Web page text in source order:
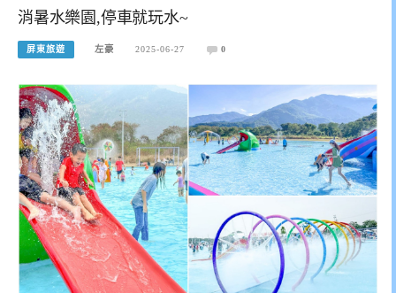
消暑水樂園,停車就玩水~
屏東旅遊 左豪 2025-06-27 0